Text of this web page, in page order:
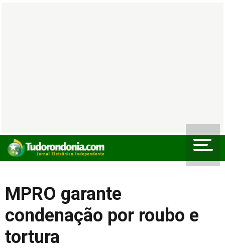
MPRO garante
condenação por roubo e
tortura